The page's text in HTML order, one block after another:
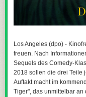
Los Angeles (dpo) -
freuen. Nach
Sequels des Comedy-
2018 sollen die drei Teile
Auftakt macht im
Tiger", das unmittelbar